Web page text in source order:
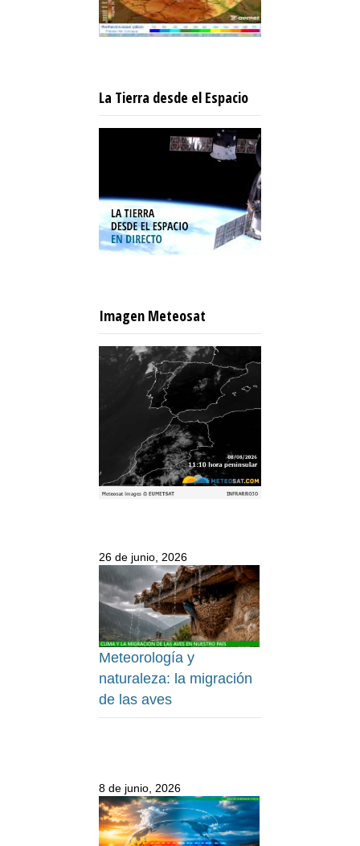
La Tierra desde el Espacio
Imagen Meteosat
26 de junio, 2026
Meteorología y
naturaleza: la migración
de las aves
8 de junio, 2026